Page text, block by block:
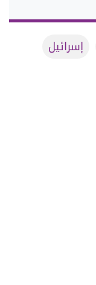
إسرائيل